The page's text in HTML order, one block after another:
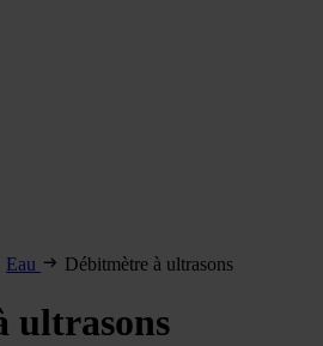
Eau Débitmètre à ultrasons
ultrasons